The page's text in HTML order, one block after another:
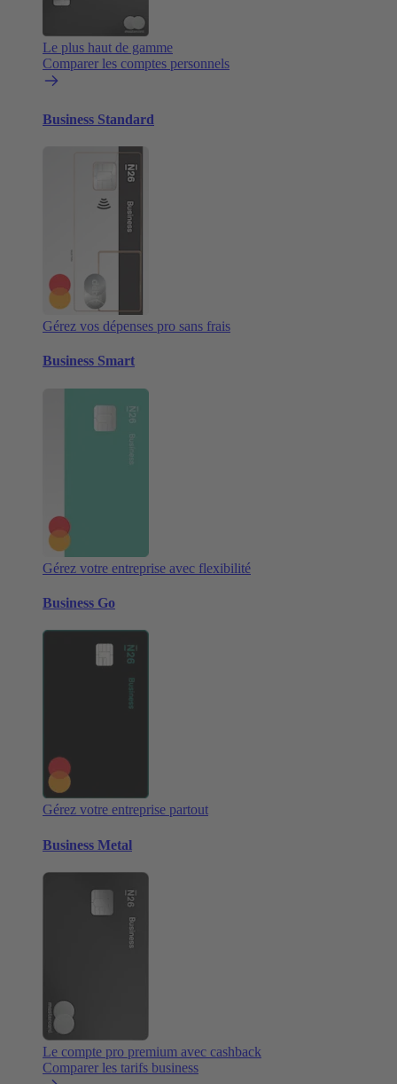
Le plus haut de gamme
Comparer les comptes personnels
Business Standard
Gérez vos dépenses pro sans frais
Business Smart
Gérez votre entreprise avec flexibilité
Business Go
Gérez votre entreprise partout
Business Metal
Le compte pro premium avec cashback
Comparer les tarifs business